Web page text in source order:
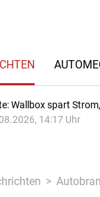
Wallbox spart Strom,
14:17 Uhr